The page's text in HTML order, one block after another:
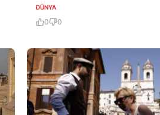
DÜNYA
0 0